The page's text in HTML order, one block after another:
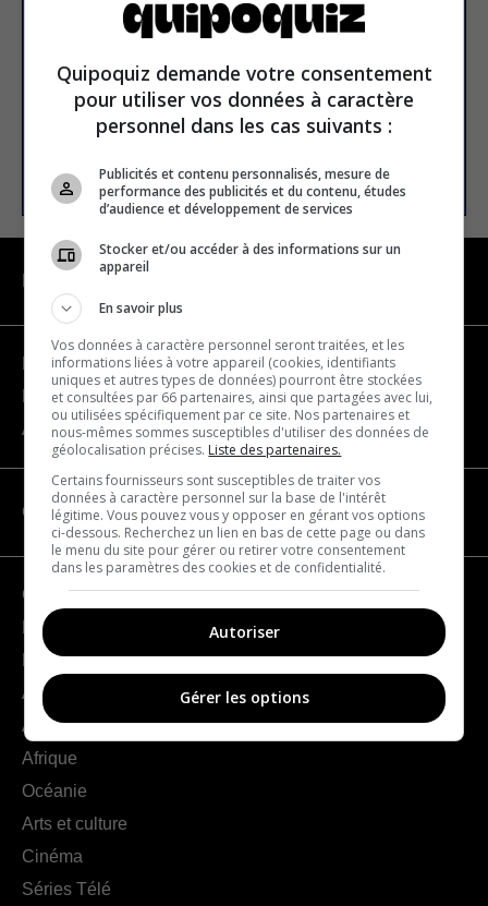
E-mail
S’INSCRIRE
NAVIGATION
Devenir partenaire
Nous joindre
À propos
CATÉGORIES
Géographie
France
Europe
Amériques
Asie
Afrique
Océanie
Arts et culture
Cinéma
Séries Télé
Quipoquiz demande votre consentement
pour utiliser vos données à caractère
personnel dans les cas suivants :
Publicités et contenu personnalisés, mesure de
performance des publicités et du contenu, études
d’audience et développement de services
Stocker et/ou accéder à des informations sur un
appareil
En savoir plus
Vos données à caractère personnel seront traitées, et les
informations liées à votre appareil (cookies, identifiants
uniques et autres types de données) pourront être stockées
et consultées par 66 partenaires, ainsi que partagées avec lui,
ou utilisées spécifiquement par ce site. Nos partenaires et
nous-mêmes sommes susceptibles d'utiliser des données de
géolocalisation précises. Liste des partenaires.
Certains fournisseurs sont susceptibles de traiter vos
données à caractère personnel sur la base de l'intérêt
légitime. Vous pouvez vous y opposer en gérant vos options
ci-dessous. Recherchez un lien en bas de cette page ou dans
le menu du site pour gérer ou retirer votre consentement
dans les paramètres des cookies et de confidentialité.
Autoriser
Gérer les options